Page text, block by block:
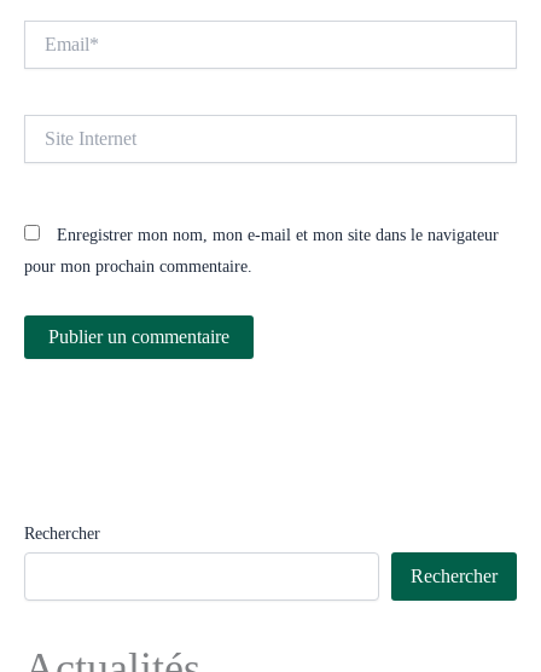
Internet
Enregistrer mon nom, mon e-mail et mon site dans le navigateur
pour mon prochain commentaire.
Rechercher
Rechercher